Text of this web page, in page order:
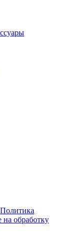
Политика
на обработку